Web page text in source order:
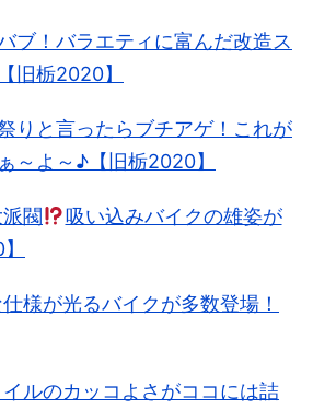
ブ！バラエティに富んだ改造ス
旧栃2020】
りと言ったらブチアゲ！これが
～よ～♪【旧栃2020】
派閥
吸い込みバイクの雄姿が
仕様が光るバイクが多数登場！
イルのカッコよさがココには詰